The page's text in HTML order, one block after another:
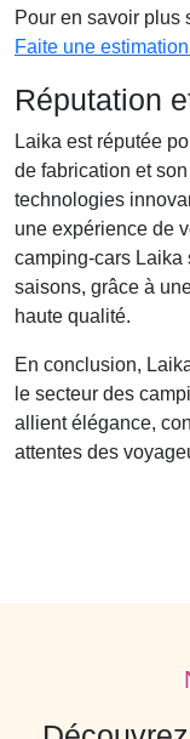
Pour en savoir plus
Faite une
Réputation
Laika est réputée
de fabrication et
technologies
une expérience de
camping-cars Laika
saisons, grâce à
haute qualité.
En conclusion,
le secteur des
allient élégance,
attentes des